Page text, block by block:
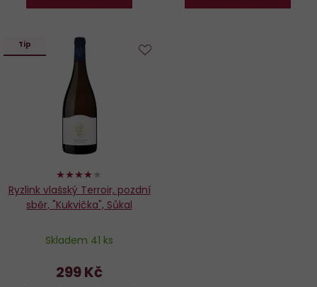
Tip
80%
Ryzlink vlašský Terroir, pozdní
sběr, "Kukvička", Sůkal
Skladem 41 ks
299 Kč